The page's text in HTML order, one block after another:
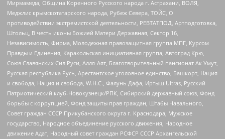
Мирмамеда, Община Коренного Русского народа г. Астрахани, ВОЛЯ,
Меджлис крымскотатарского народа, Рубеж Севера, ТОЙС, О
противодействии экстремистской деятельности, РЕВТАТПОД, Артподготовка,
Штольц, В честь иконы Божией Матери Державная, Сектор 16,
Независимость, Фирма, Молодежная правозащитная группа МПГ, Курсом
Правды и Единения, Каракольская инициативная группа, Автоград Крю,
Союз Славянских Сил Руси, Алля-Аят, Благотворительный пансионат Ак Умут,
Русская республика Русь, Арестантское уголовное единство, Башкорт, Нация
и свобода, Нация и свобода, W.H.С., Фалунь Дафа, Иртыш Ultras, Русский
Патриотический клуб-Новокузнецк/РПК, Сибирский державный союз, Фонд
борьбы с коррупцией, Фонд защиты прав граждан, Штабы Навального,
Совет граждан СССР Прикубанского округа г. Краснодара, Мужское
государство, Народное объединение русского движения, Народное
движение Адат, Народный совет граждан РСФСР СССР Архангельской